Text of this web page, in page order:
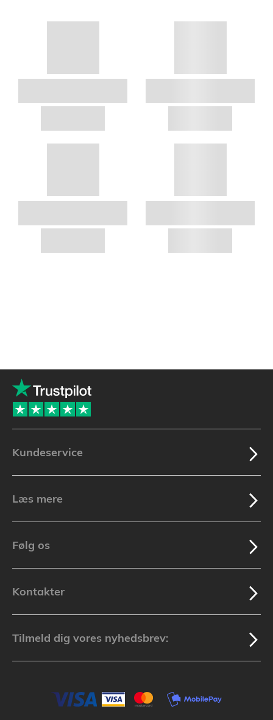
Kundeservice
Læs mere
Følg os
Kontakter
Tilmeld dig vores nyhedsbrev: